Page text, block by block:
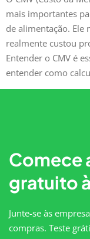
mais importantes
de alimentação. Ele
realmente custou
Entender o CMV é
entender como
Comece
gratuito
Junte-se às
compras. Teste